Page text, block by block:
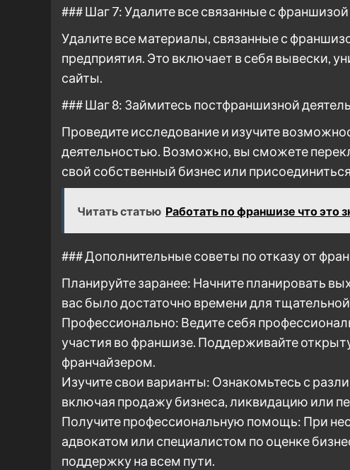
### Шаг 7: Удалите все связанные с
Удалите все материалы, связанные с
предприятия. Это включает в себя вывески,
сайты.
### Шаг 8: Займитесь постфраншизной
Проведите исследование и изучите
деятельностью. Возможно, вы сможете
свой собственный бизнес или
Читать статью Работать по франшизе что это
### Дополнительные советы по отказу от
Планируйте заранее: Начните планировать
вас было достаточно времени для
Профессионально: Ведите себя
участия во франшизе. Поддерживайте
франчайзером.
Изучите свои варианты: Ознакомьтесь с
включая продажу бизнеса, ликвидацию или
Получите профессиональную помощь: При
адвокатом или специалистом по оценке
поддержку на всем пути.